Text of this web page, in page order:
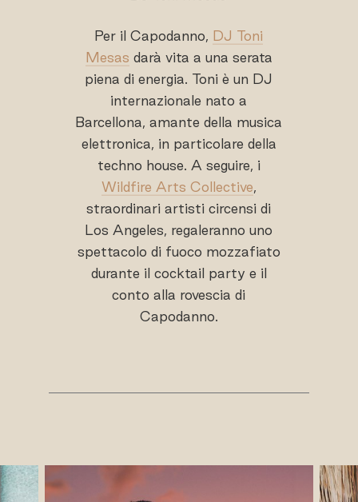
Per il Capodanno, DJ Toni
Mesas darà vita a una serata
piena di energia. Toni è un DJ
internazionale nato a
Barcellona, amante della musica
elettronica, in particolare della
techno house. A seguire, i
Wildfire Arts Collective,
straordinari artisti circensi di
Los Angeles, regaleranno uno
spettacolo di fuoco mozzafiato
durante il cocktail party e il
conto alla rovescia di
Capodanno.